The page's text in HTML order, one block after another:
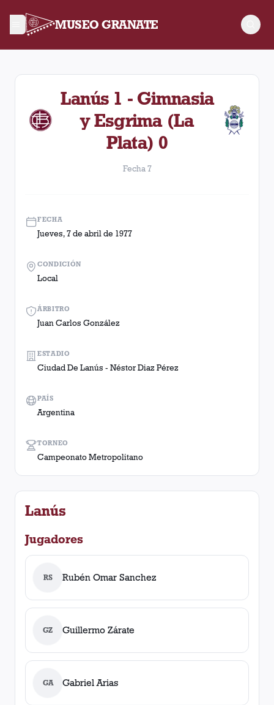
MUSEO GRANATE
Fecha 7. Partido entre Lanús y Gimnasia y Esgrima (La
Lanús 1 - Gimnasia
y Esgrima (La
Plata) 0
Fecha 7
FECHA
Jueves, 7 de abril de 1977
ÁRBITRO
Juan Carlos González
TORNEO
Campeonato Metropolitano
CONDICIÓN
Local
ESTADIO
Ciudad De Lanús - Néstor Diaz Pérez
PAÍS
Argentina
Lanús
Jugadores
RS Rubén Omar Sanchez
GZ Guillermo Zárate
GA Gabriel Arias